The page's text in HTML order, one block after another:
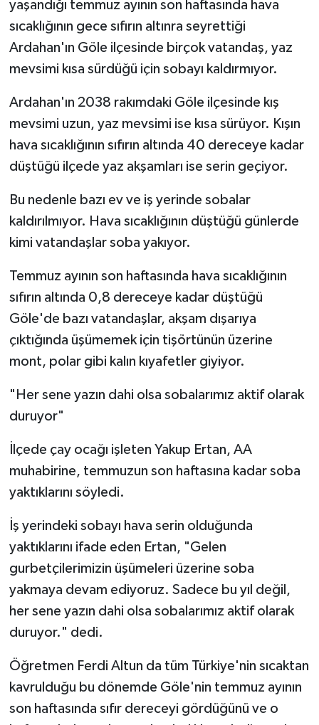
yaşandığı temmuz ayının son haftasında hava
sıcaklığının gece sıfırın altınra seyrettiği
Ardahan'ın Göle ilçesinde birçok vatandaş, yaz
mevsimi kısa sürdüğü için sobayı kaldırmıyor.
Ardahan'ın 2038 rakımdaki Göle ilçesinde kış
mevsimi uzun, yaz mevsimi ise kısa sürüyor. Kışın
hava sıcaklığının sıfırın altında 40 dereceye kadar
düştüğü ilçede yaz akşamları ise serin geçiyor.
Bu nedenle bazı ev ve iş yerinde sobalar
kaldırılmıyor. Hava sıcaklığının düştüğü günlerde
kimi vatandaşlar soba yakıyor.
Temmuz ayının son haftasında hava sıcaklığının
sıfırın altında 0,8 dereceye kadar düştüğü
Göle'de bazı vatandaşlar, akşam dışarıya
çıktığında üşümemek için tişörtünün üzerine
mont, polar gibi kalın kıyafetler giyiyor.
"Her sene yazın dahi olsa sobalarımız aktif olarak
duruyor"
İlçede çay ocağı işleten Yakup Ertan, AA
muhabirine, temmuzun son haftasına kadar soba
yaktıklarını söyledi.
İş yerindeki sobayı hava serin olduğunda
yaktıklarını ifade eden Ertan, "Gelen
gurbetçilerimizin üşümeleri üzerine soba
yakmaya devam ediyoruz. Sadece bu yıl değil,
her sene yazın dahi olsa sobalarımız aktif olarak
duruyor." dedi.
Öğretmen Ferdi Altun da tüm Türkiye'nin sıcaktan
kavrulduğu bu dönemde Göle'nin temmuz ayının
son haftasında sıfır dereceyi gördüğünü ve o